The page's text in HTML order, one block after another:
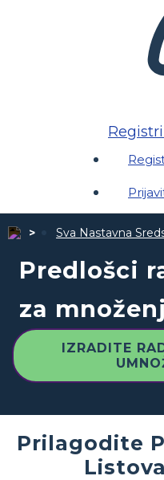
Sva Nastavna
Predlošci
za
IZRADITE
Prilagodite